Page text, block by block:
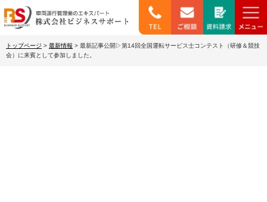
トップページ > 最新情報 > 最新記事公開▷第14回全国運転サービス士コンテスト（研修＆競技
会）に来賓として参加しました。